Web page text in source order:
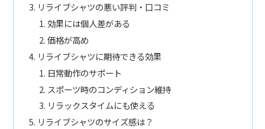
リライブシャツの悪い評判・口コミ
効果には個人差がある
価格が高め
リライブシャツに期待できる効果
日常動作のサポート
スポーツ時のコンディション維持
リラックスタイムにも使える
リライブシャツのサイズ感は？